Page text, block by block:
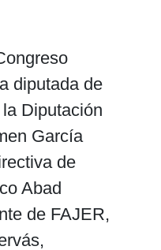
diputada de
Diputación
García
de
Abad
de FAJER,